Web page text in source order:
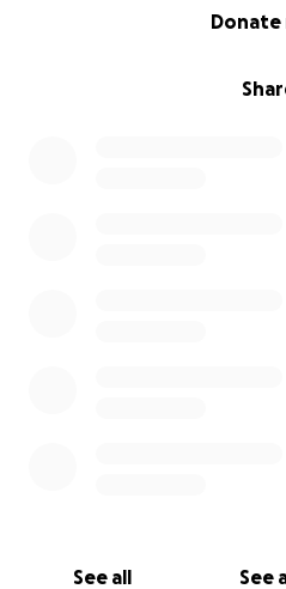
Donate
See all See